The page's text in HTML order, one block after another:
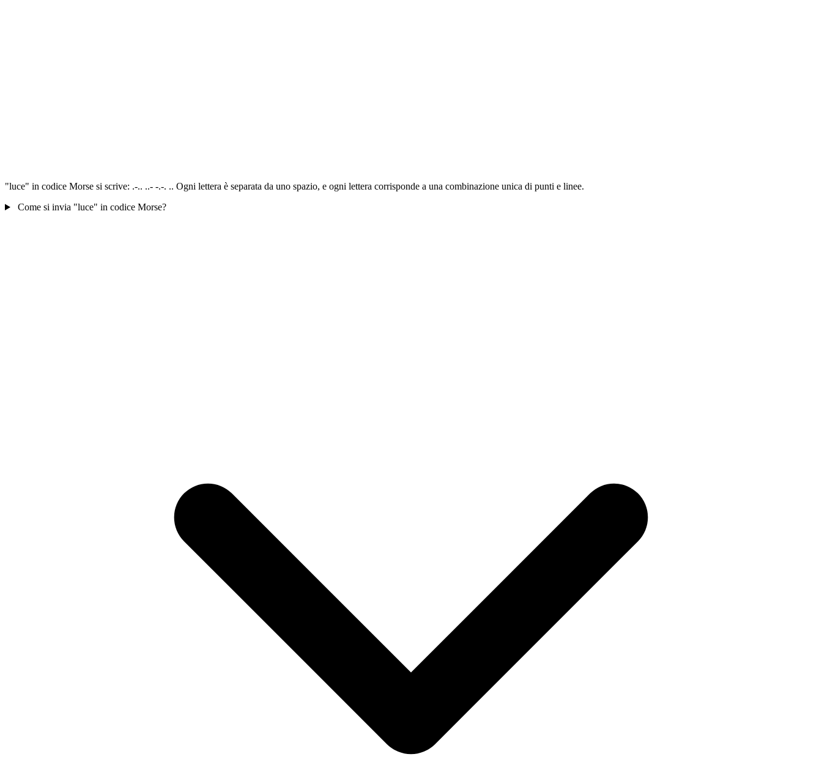
"luce" in codice Morse si scrive: .-.. ..- -.-. .. Ogni lettera è separata da uno spazio, e ogni lettera corrisponde a una combinazione unica di punti e linee.
Come si invia "luce" in codice Morse?